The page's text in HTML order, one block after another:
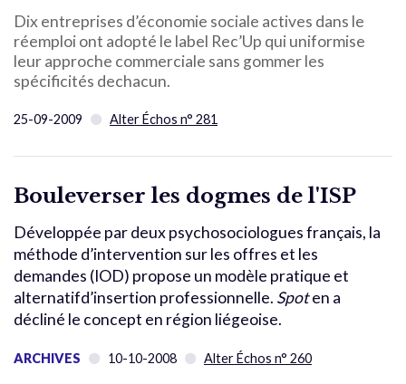
Dix entreprises d’économie sociale actives dans le
réemploi ont adopté le label Rec’Up qui uniformise
leur approche commerciale sans gommer les
spécificités dechacun.
25-09-2009 Alter Échos n° 281
Bouleverser les dogmes de l'ISP
Développée par deux psychosociologues français, la
méthode d’intervention sur les offres et les
demandes (IOD) propose un modèle pratique et
alternatifd’insertion professionnelle. Spoten a
décliné le concept en région liégeoise.
ARCHIVES 10-10-2008 Alter Échos n° 260